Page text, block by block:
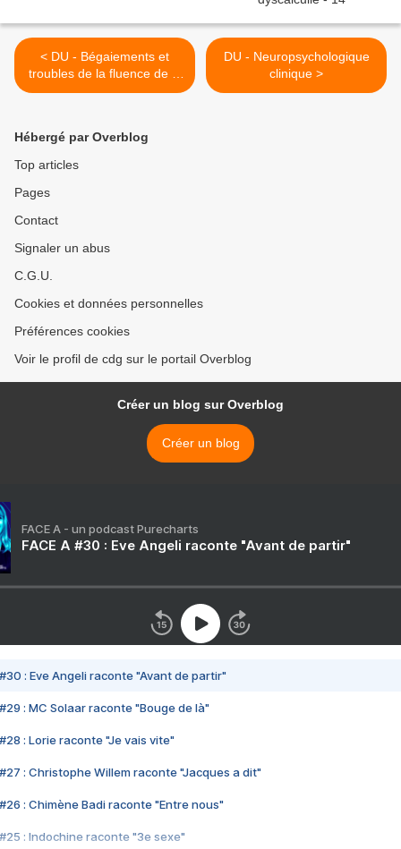
< DU - Bégaiements et
troubles de la fluence de la
parole, approches plurielles
DU - Neuropsychologique
clinique >
Hébergé par Overblog
Top articles
Pages
Contact
Signaler un abus
C.G.U.
Cookies et données personnelles
Préférences cookies
Voir le profil de cdg sur le portail Overblog
Créer un blog sur Overblog
Créer un blog
FACE A - un podcast Purecharts
FACE A #30 : Eve Angeli raconte "Avant de partir"
#30 : Eve Angeli raconte "Avant de partir"
#29 : MC Solaar raconte "Bouge de là"
#28 : Lorie raconte "Je vais vite"
#27 : Christophe Willem raconte "Jacques a dit"
#26 : Chimène Badi raconte "Entre nous"
#25 : Indochine raconte "3e sexe"